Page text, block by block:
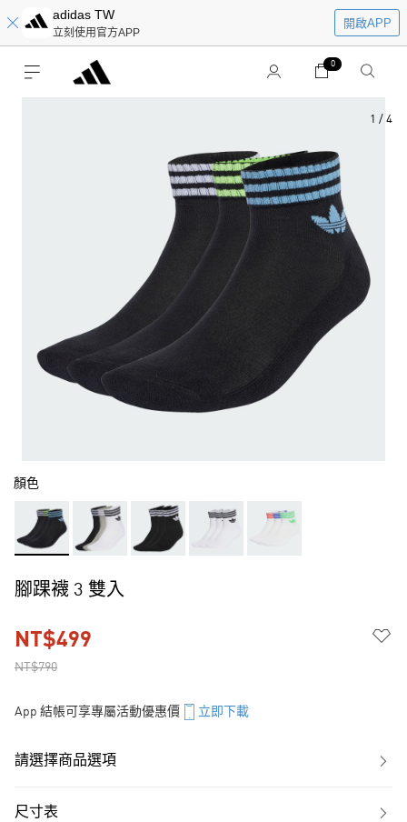
adidas TW
立刻使用官方APP
開啟APP
0
1 / 4
顏色
腳踝襪 3 雙入
NT$790
NT$499
App 結帳可享專屬活動優惠價 立即下載
請選擇商品選項
尺寸表